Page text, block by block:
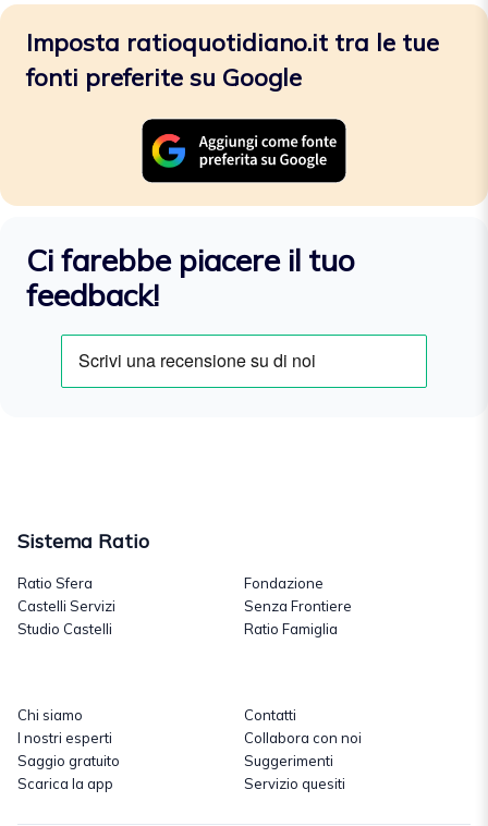
Imposta ratioquotidiano.it tra le tue
fonti preferite su Google
Ci farebbe piacere il tuo
feedback!
Sistema Ratio
Ratio Sfera
Castelli Servizi
Studio Castelli
Fondazione
Senza Frontiere
Ratio Famiglia
Chi siamo
I nostri esperti
Saggio gratuito
Scarica la app
Contatti
Collabora con noi
Suggerimenti
Servizio quesiti